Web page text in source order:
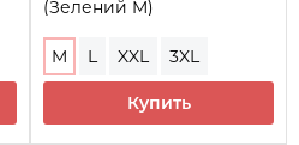
(Зелений M)
M L XXL 3XL
Купить